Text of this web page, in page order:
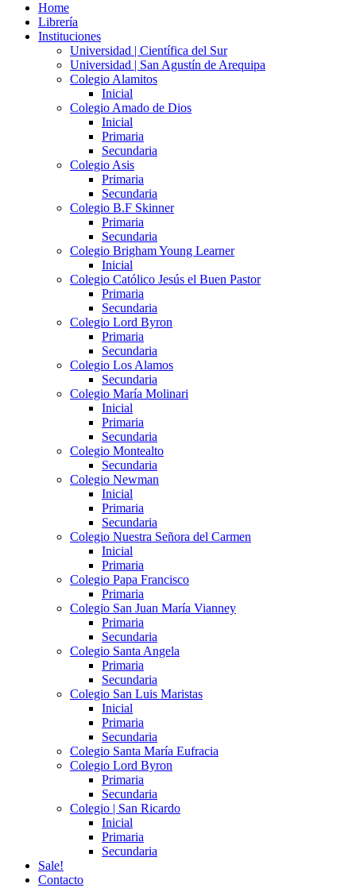
Home
Librería
Instituciones
Universidad | Científica del Sur
Universidad | San Agustín de Arequipa
Colegio Alamitos
Inicial
Colegio Amado de Dios
Inicial
Primaria
Secundaria
Colegio Asis
Primaria
Secundaria
Colegio B.F Skinner
Primaria
Secundaria
Colegio Brigham Young Learner
Inicial
Colegio Católico Jesús el Buen Pastor
Primaria
Secundaria
Colegio Lord Byron
Primaria
Secundaria
Colegio Los Alamos
Secundaria
Colegio María Molinari
Inicial
Primaria
Secundaria
Colegio Montealto
Secundaria
Colegio Newman
Inicial
Primaria
Secundaria
Colegio Nuestra Señora del Carmen
Inicial
Primaria
Colegio Papa Francisco
Primaria
Colegio San Juan María Vianney
Primaria
Secundaria
Colegio Santa Angela
Primaria
Secundaria
Colegio San Luis Maristas
Inicial
Primaria
Secundaria
Colegio Santa María Eufracia
Colegio Lord Byron
Primaria
Secundaria
Colegio | San Ricardo
Inicial
Primaria
Secundaria
Sale!
Contacto